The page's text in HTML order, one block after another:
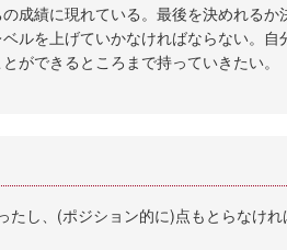
成績に現れている。最後を決めれるか
ルを上げていかなければならない。自
ができるところまで持っていきたい。
たし、(ポジション的に)点もとらなけれ